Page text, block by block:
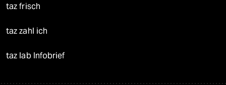
taz frisch
taz zahl ich
taz lab Infobrief